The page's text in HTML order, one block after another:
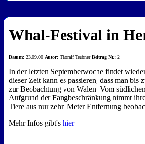
Whal-Festival in
Datum: 23.09.00 Autor: Thoralf TeubnerBeitrag Nr.: 2
In der letzten Septemberwoche findet
dieser Zeit kann es passieren, dass man
zur Beobachtung von Walen. Vom
Aufgrund der Fangbeschränkung nimmt
Tiere aus nur zehn Meter Entfernung
Mehr Infos gibt's hier